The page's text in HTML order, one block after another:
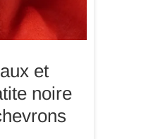
et
noire